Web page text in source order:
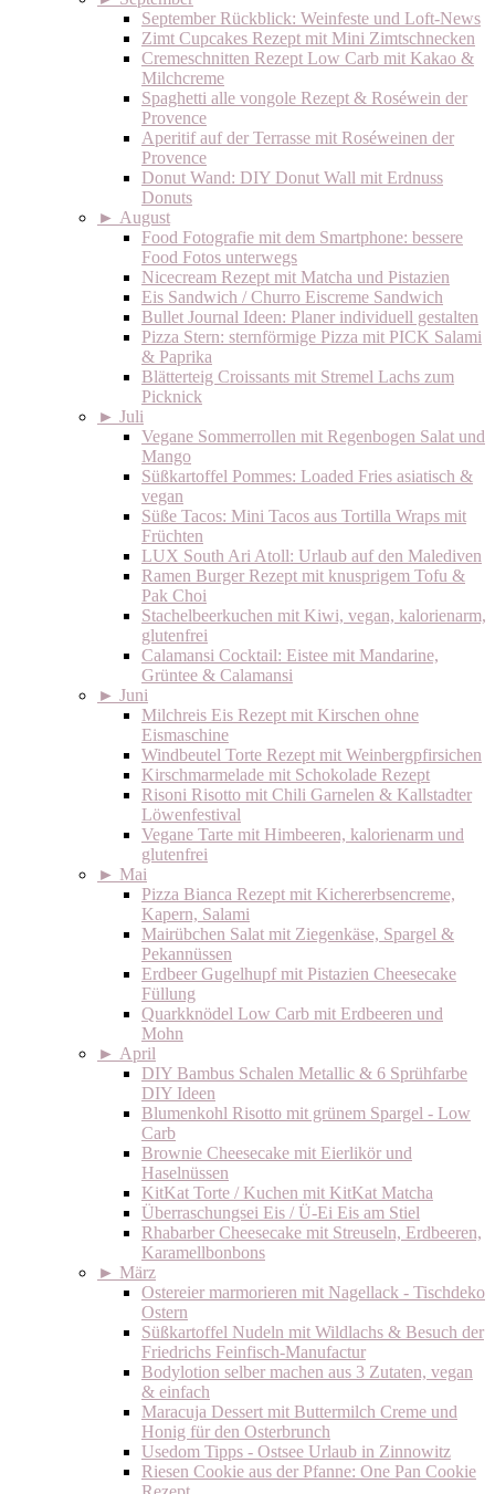
September Rückblick: Weinfeste und Loft-News
Zimt Cupcakes Rezept mit Mini Zimtschnecken
Cremeschnitten Rezept Low Carb mit Kakao &
Milchcreme
Spaghetti alle vongole Rezept & Roséwein der
Provence
Aperitif auf der Terrasse mit Roséweinen der
Provence
Donut Wand: DIY Donut Wall mit Erdnuss
Donuts
► August
Food Fotografie mit dem Smartphone: bessere
Food Fotos unterwegs
Nicecream Rezept mit Matcha und Pistazien
Eis Sandwich / Churro Eiscreme Sandwich
Bullet Journal Ideen: Planer individuell gestalten
Pizza Stern: sternförmige Pizza mit PICK Salami
& Paprika
Blätterteig Croissants mit Stremel Lachs zum
Picknick
► Juli
Vegane Sommerrollen mit Regenbogen Salat und
Mango
Süßkartoffel Pommes: Loaded Fries asiatisch &
vegan
Süße Tacos: Mini Tacos aus Tortilla Wraps mit
Früchten
LUX South Ari Atoll: Urlaub auf den Malediven
Ramen Burger Rezept mit knusprigem Tofu &
Pak Choi
Stachelbeerkuchen mit Kiwi, vegan, kalorienarm,
glutenfrei
Calamansi Cocktail: Eistee mit Mandarine,
Grüntee & Calamansi
► Juni
Milchreis Eis Rezept mit Kirschen ohne
Eismaschine
Windbeutel Torte Rezept mit Weinbergpfirsichen
Kirschmarmelade mit Schokolade Rezept
Risoni Risotto mit Chili Garnelen & Kallstadter
Löwenfestival
Vegane Tarte mit Himbeeren, kalorienarm und
glutenfrei
► Mai
Pizza Bianca Rezept mit Kichererbsencreme,
Kapern, Salami
Mairübchen Salat mit Ziegenkäse, Spargel &
Pekannüssen
Erdbeer Gugelhupf mit Pistazien Cheesecake
Füllung
Quarkknödel Low Carb mit Erdbeeren und
Mohn
► April
DIY Bambus Schalen Metallic & 6 Sprühfarbe
DIY Ideen
Blumenkohl Risotto mit grünem Spargel - Low
Carb
Brownie Cheesecake mit Eierlikör und
Haselnüssen
KitKat Torte / Kuchen mit KitKat Matcha
Überraschungsei Eis / Ü-Ei Eis am Stiel
Rhabarber Cheesecake mit Streuseln, Erdbeeren,
Karamellbonbons
► März
Ostereier marmorieren mit Nagellack - Tischdeko
Ostern
Süßkartoffel Nudeln mit Wildlachs & Besuch der
Friedrichs Feinfisch-Manufactur
Bodylotion selber machen aus 3 Zutaten, vegan
& einfach
Maracuja Dessert mit Buttermilch Creme und
Honig für den Osterbrunch
Usedom Tipps - Ostsee Urlaub in Zinnowitz
Riesen Cookie aus der Pfanne: One Pan Cookie